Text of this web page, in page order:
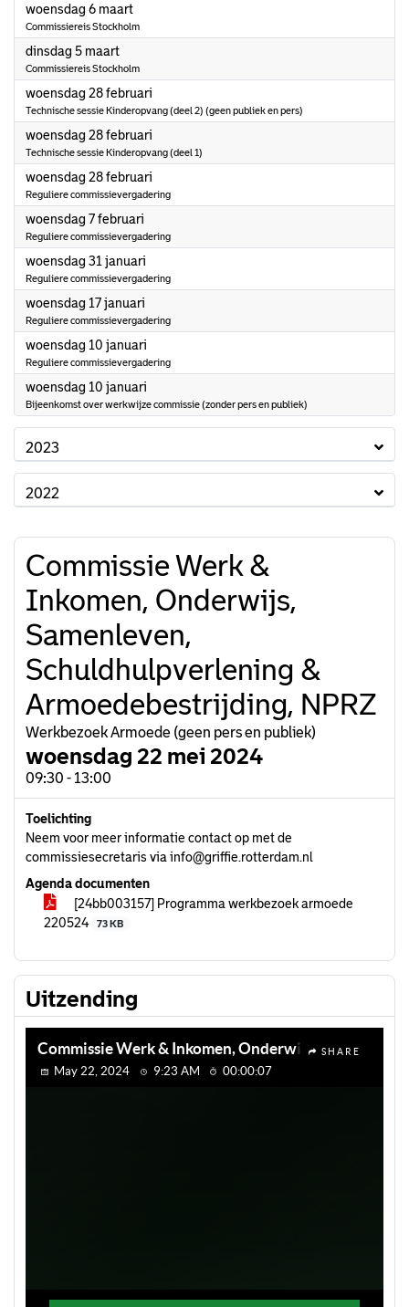
woensdag 6 maart2024
Commissiereis Stockholm
dinsdag 5 maart2024
Commissiereis Stockholm
woensdag 28 februari
Technische sessie Kinderopvang (deel 2) (geen publiek en pers)
woensdag 28 februari
Technische sessie Kinderopvang (deel 1)
woensdag 28 februari
Reguliere commissievergadering
woensdag 7 februari
Reguliere commissievergadering
woensdag 31 januari
Reguliere commissievergadering
woensdag 17 januari
Reguliere commissievergadering
woensdag 10 januari
Reguliere commissievergadering
woensdag 10 januari
Bijeenkomst over werkwijze commissie (zonder pers en publiek)
2023
2022
Commissie Werk &
Inkomen, Onderwijs,
Samenleven,
Schuldhulpverlening &
Armoedebestrijding, NPRZ
Werkbezoek Armoede (geen pers en publiek)
woensdag 22 mei 2024
09:30 - 13:00
Toelichting
Neem voor meer informatie contact op met de
commissiesecretaris via info@griffie.rotterdam.nl
Agenda documenten
[24bb003157] Programma werkbezoek armoede
220524
73 KB
Uitzending